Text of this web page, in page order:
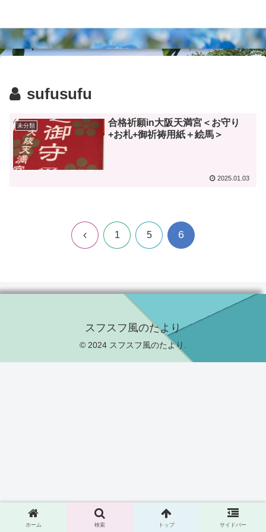
sufusufu
未分類
合格祈願in大阪天満宮＜お守り
+お札+御祈祷用紙＋絵馬＞
2025.01.03
前 1 5 6
スフスフ風のたより
© 2024 スフスフ風のたより.
ホーム 検索 トップ サイドバー